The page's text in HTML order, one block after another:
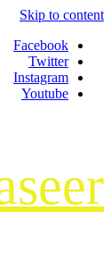
Skip to content
Facebook
Twitter
Instagram
Youtube